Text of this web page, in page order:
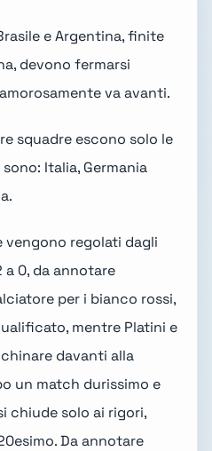
e Argentina, finite
devono fermarsi
va avanti.
squadre escono solo le
Italia, Germania
vengono regolati dagli
0, da annotare
per i bianco rossi,
mentre Platini e
davanti alla
un match durissimo e
chiude solo ai rigori,
Da annotare